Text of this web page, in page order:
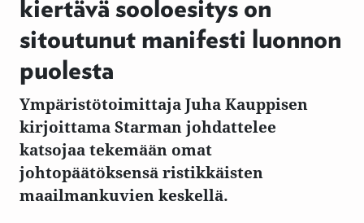
kiertävä sooloesitys on
sitoutunut manifesti luonnon
puolesta
Ympäristötoimittaja Juha Kauppisen
kirjoittama Starman johdattelee
katsojaa tekemään omat
johtopäätöksensä ristikkäisten
maailmankuvien keskellä.